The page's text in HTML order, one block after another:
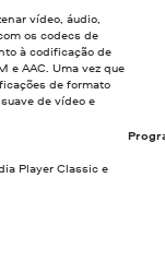
vídeo, áudio,
os codecs de
à codificação de
e AAC. Uma vez que
de formato
de vídeo e
Player Classic e